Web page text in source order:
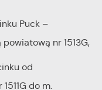
Puck –
nr 1513G,
od
do m.